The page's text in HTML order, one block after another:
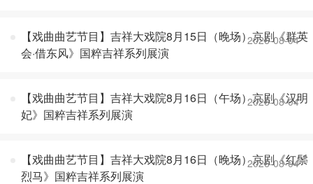
【戏曲曲艺节目】吉祥大戏院8月15日（晚场）京剧《群英
会·借东风》国粹吉祥系列展演
2026-08-04
【戏曲曲艺节目】吉祥大戏院8月16日（午场）京剧《汉明
妃》国粹吉祥系列展演
2026-08-04
【戏曲曲艺节目】吉祥大戏院8月16日（晚场）京剧《红鬃
烈马》国粹吉祥系列展演
2026-08-04